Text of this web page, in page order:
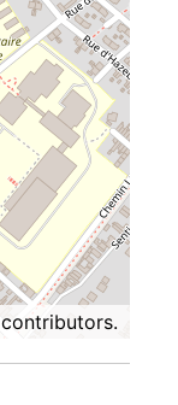
contributors.